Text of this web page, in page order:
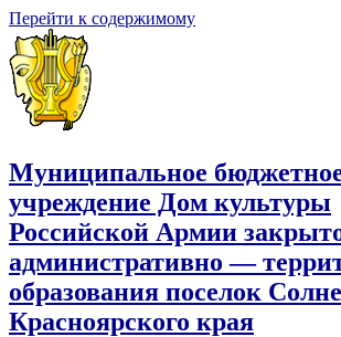
Перейти к содержимому
Муниципальное
учреждение Дом культуры
Российской Армии
административно —
образования поселок
Красноярского края